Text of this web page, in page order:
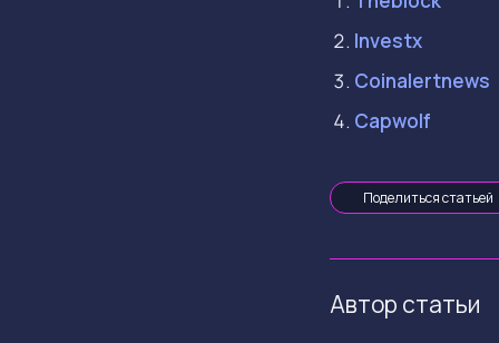
Investx
Coinalertnews
Capwolf
Поделиться статьей
Автор статьи